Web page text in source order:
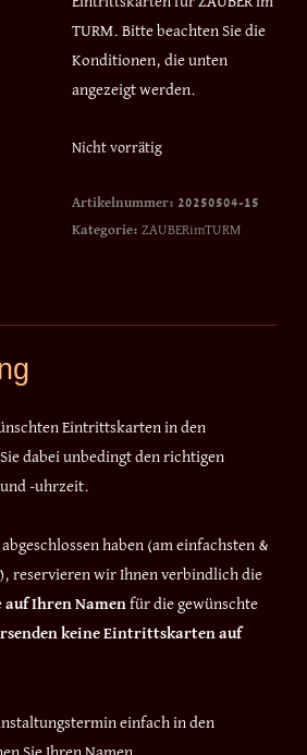
TURM. Bitte beachten Sie die
Konditionen, die unten
angezeigt werden.
Nicht vorrätig
Artikelnummer: 20250504-15
Kategorie: ZAUBERimTURM
Eintrittskarten in den
dabei unbedingt den richtigen
-uhrzeit.
haben (am einfachsten &
reservieren wir Ihnen verbindlich die
auf Ihren Namen für die gewünschte
keine Eintrittskarten auf
einfach in den